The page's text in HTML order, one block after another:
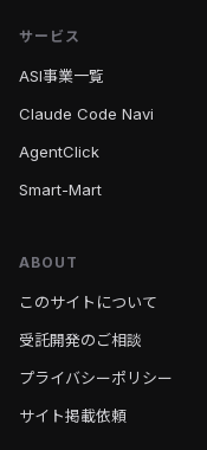
サービス
ASI事業一覧
Claude Code Navi
AgentClick
Smart-Mart
ABOUT
このサイトについて
受託開発のご相談
プライバシーポリシー
サイト掲載依頼